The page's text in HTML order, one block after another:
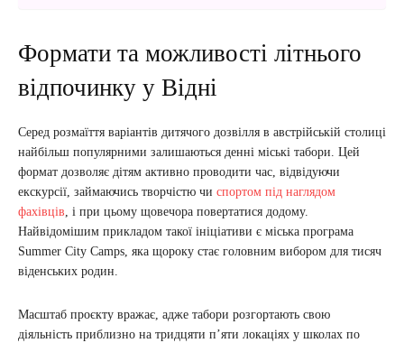
Формати та можливості літнього
відпочинку у Відні
Серед розмаїття варіантів дитячого дозвілля в австрійській столиці
найбільш популярними залишаються денні міські табори. Цей
формат дозволяє дітям активно проводити час, відвідуючи
екскурсії, займаючись творчістю чи спортом під наглядом
фахівців , і при цьому щовечора повертатися додому.
Найвідомішим прикладом такої ініціативи є міська програма
Summer City Camps, яка щороку стає головним вибором для тисяч
віденських родин.
Масштаб проєкту вражає, адже табори розгортають свою
діяльність приблизно на тридцяти п’яти локаціях у школах по